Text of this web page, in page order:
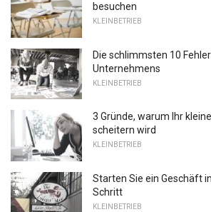
besuchen
KLEINBETRIEB
Die schlimmsten 10
Unternehmens
KLEINBETRIEB
3 Gründe, warum Ihr
scheitern wird
KLEINBETRIEB
Starten Sie ein Geschäft
Schritt
KLEINBETRIEB